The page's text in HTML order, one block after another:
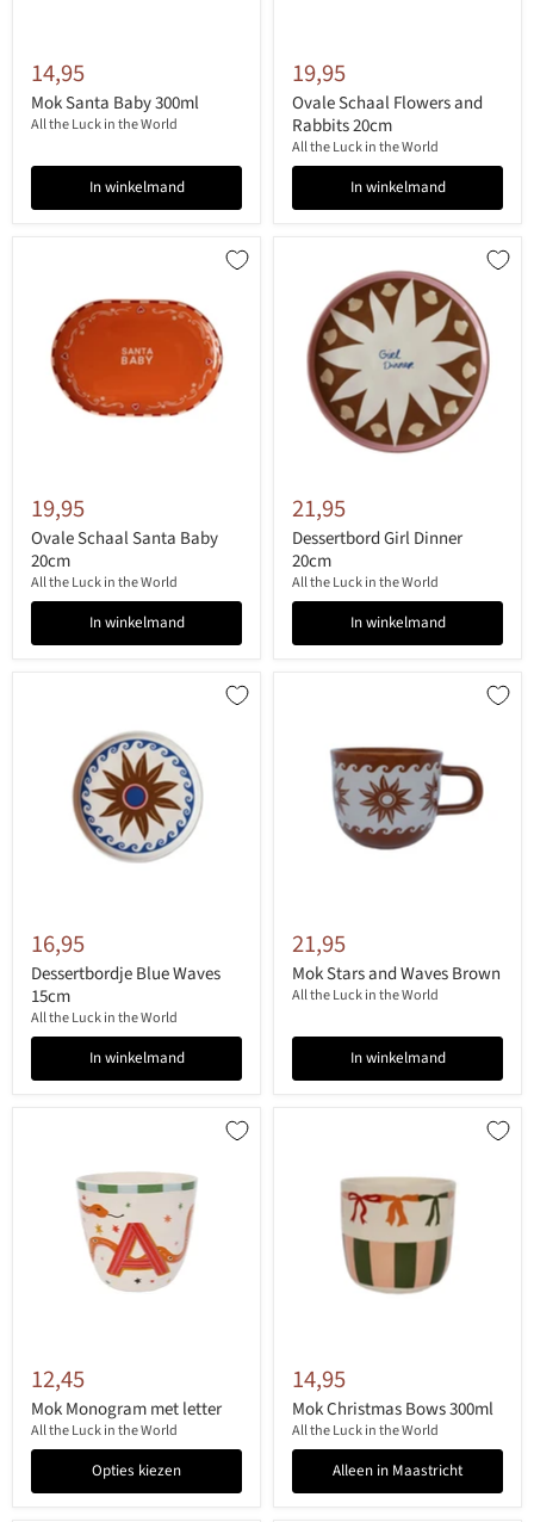
14,95
Mok Santa Baby 300ml
All the Luck in the World
In winkelmand
19,95
Ovale Schaal Flowers and
Rabbits 20cm
All the Luck in the World
In winkelmand
19,95
Ovale Schaal Santa Baby
20cm
All the Luck in the World
In winkelmand
21,95
Dessertbord Girl Dinner
20cm
All the Luck in the World
In winkelmand
16,95
Dessertbordje Blue Waves
15cm
All the Luck in the World
In winkelmand
21,95
Mok Stars and Waves Brown
All the Luck in the World
In winkelmand
12,45
Mok Monogram met letter
All the Luck in the World
Opties kiezen
14,95
Mok Christmas Bows 300ml
All the Luck in the World
Alleen in Maastricht